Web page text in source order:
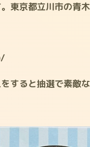
東京都立川市の青木
すると抽選で素敵